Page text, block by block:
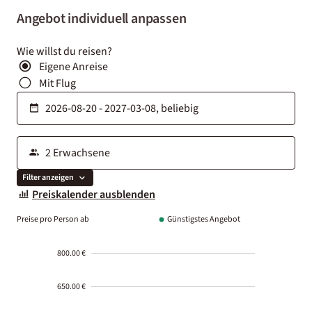
Angebot individuell anpassen
Wie willst du reisen?
Eigene Anreise
Mit Flug
Filter anzeigen
Preiskalender ausblenden
Preise pro Person ab Günstigstes Angebot
800.00 €
650.00 €